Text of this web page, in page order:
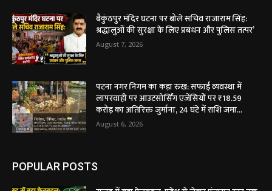
बैकुंठपुर मंदिर घटना पर बोले सचिव राजाराम सिंह:
श्रद्धालुओं की सुरक्षा के लिए प्रबंधन और पुलिस तत्पर’
August 7, 2026
पटना नगर निगम का कड़ा रुख: सफाई व्यवस्था में
लापरवाही पर आउटसोर्सिंग एजेंसियों पर ₹18.59
करोड़ का अतिरिक्त जुर्माना, 24 घंटे में राशि जमा...
August 6, 2026
POPULAR POSTS